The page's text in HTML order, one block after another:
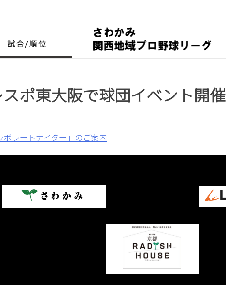
試合/順位
ポ東大阪で球団イベント開催
ボレートナイター」のご案内